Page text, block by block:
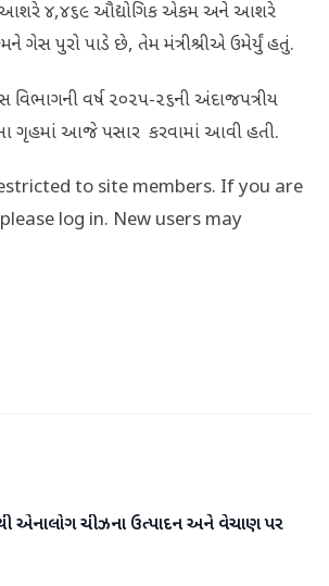
૪,૪૬૯ ઔદ્યોગિક એકમ અને આશરે
ગેસ પુરો પાડે છે, તેમ મંત્રીશ્રીએ ઉમેર્યું હતું.
વિભાગની વર્ષ ૨૦૨૫-૨૬ની અંદાજપત્રીય
ગૃહમાં આજે પસાર કરવામાં આવી હતી.
to site members. If you are
log in. New users may
એનાલોગ ચીઝના ઉત્પાદન અને વેચાણ પર